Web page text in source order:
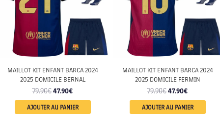
MAILLOT KIT ENFANT BARCA 2024
2025 DOMICILE BERNAL
79.90€47.90€
AJOUTER AU PANIER
MAILLOT KIT ENFANT BARCA 2024
2025 DOMICILE FERMIN
79.90€47.90€
AJOUTER AU PANIER